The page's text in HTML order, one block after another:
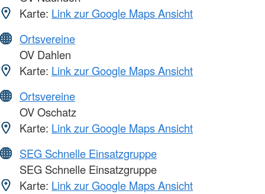
Karte: Link zur Google Maps Ansicht
Ortsvereine
OV Dahlen
Karte: Link zur Google Maps Ansicht
Ortsvereine
OV Oschatz
Karte: Link zur Google Maps Ansicht
SEG Schnelle Einsatzgruppe
SEG Schnelle Einsatzgruppe
Karte: Link zur Google Maps Ansicht